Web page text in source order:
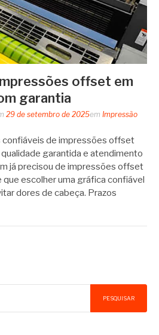
offset em
garantia
29 de setembro de 2025em Impressão
confiáveis de impressões offset
garantida e atendimento
já precisou de impressões offset
que escolher uma gráfica confiável
dores de cabeça. Prazos
PESQUISAR